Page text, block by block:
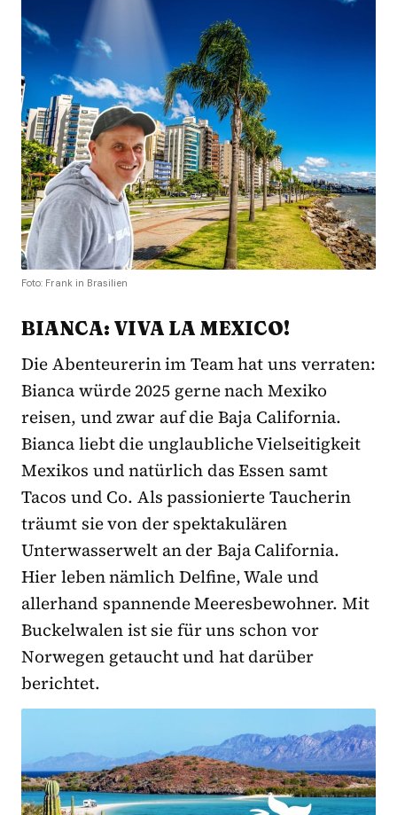
Foto: Frank in Brasilien
BIANCA: VIVA LA MEXICO!
Die Abenteurerin im Team hat uns verraten:
Bianca würde 2025 gerne nach Mexiko
reisen, und zwar auf die Baja California.
Bianca liebt die unglaubliche Vielseitigkeit
Mexikos und natürlich das Essen samt
Tacos und Co. Als passionierte Taucherin
träumt sie von der spektakulären
Unterwasserwelt an der Baja California.
Hier leben nämlich Delfine, Wale und
allerhand spannende Meeresbewohner. Mit
Buckelwalen ist sie für uns schon vor
Norwegen getaucht und hat darüber
berichtet.